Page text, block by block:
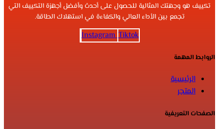
تكييف هو وجهتك المثالية للحصول على أحدث وأفضل أجهزة التكييف التي
تجمع بين الأداء العالي والكفاءة في استهلاك الطاقة.
Instagram Tiktok
الروابط المهمة
الرئيسية
المتجر
الصفحات التعريفية